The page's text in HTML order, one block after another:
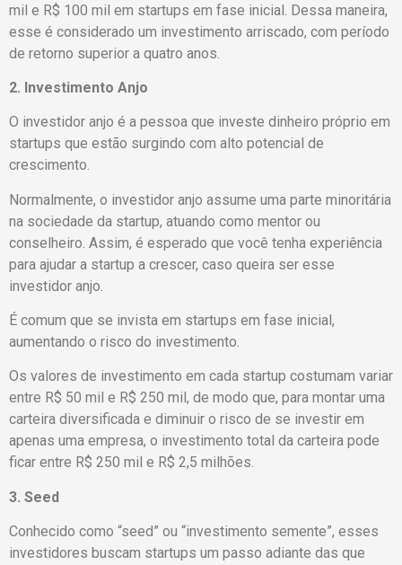
mil e R$ 100 mil em startups em fase inicial. Dessa maneira,
esse é considerado um investimento arriscado, com período
de retorno superior a quatro anos.
2. Investimento Anjo
O investidor anjo é a pessoa que investe dinheiro próprio em
startups que estão surgindo com alto potencial de
crescimento.
Normalmente, o investidor anjo assume uma parte minoritária
na sociedade da startup, atuando como mentor ou
conselheiro. Assim, é esperado que você tenha experiência
para ajudar a startup a crescer, caso queira ser esse
investidor anjo.
É comum que se invista em startups em fase inicial,
aumentando o risco do investimento.
Os valores de investimento em cada startup costumam variar
entre R$ 50 mil e R$ 250 mil, de modo que, para montar uma
carteira diversificada e diminuir o risco de se investir em
apenas uma empresa, o investimento total da carteira pode
ficar entre R$ 250 mil e R$ 2,5 milhões.
3. Seed
Conhecido como “seed” ou “investimento semente”, esses
investidores buscam startups um passo adiante das que